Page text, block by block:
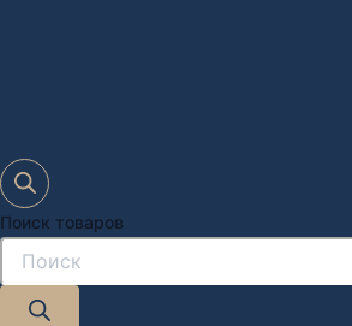
Поиск товаров
Дизайн-проект "под ключ" в